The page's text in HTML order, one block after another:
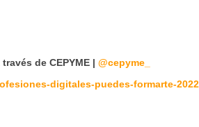
de CEPYME |@cepyme_
digitales-puedes-formarte-